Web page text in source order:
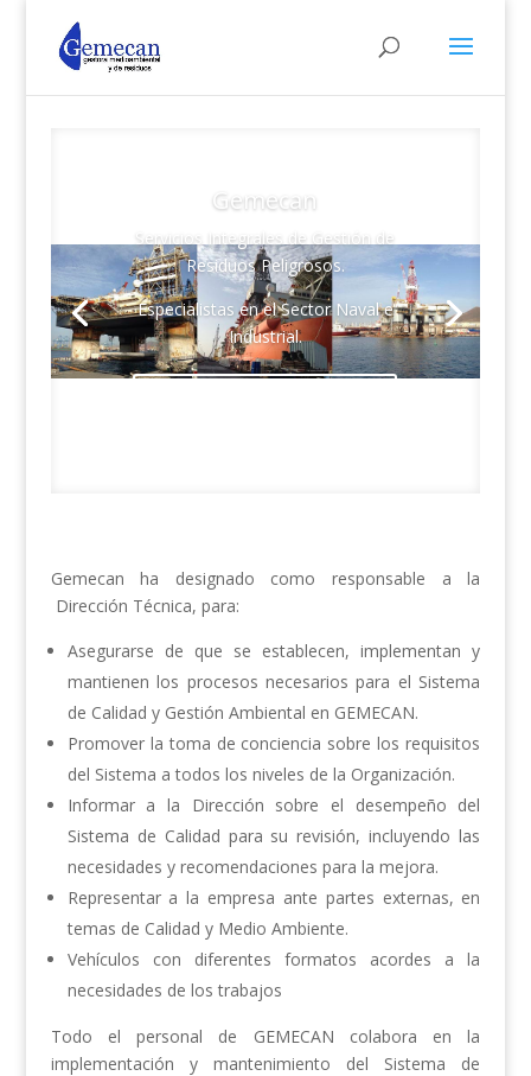
Gemecan
Servicios Integrales de Gestión de
Residuos Peligrosos.
Especialistas en el Sector Naval e
Industrial.
Gemecan ha designado como responsable a la
Dirección Técnica, para:
Asegurarse de que se establecen, implementan y
mantienen los procesos necesarios para el Sistema
de Calidad y Gestión Ambiental en GEMECAN.
Promover la toma de conciencia sobre los requisitos
del Sistema a todos los niveles de la Organización.
Informar a la Dirección sobre el desempeño del
Sistema de Calidad para su revisión, incluyendo las
necesidades y recomendaciones para la mejora.
Representar a la empresa ante partes externas, en
temas de Calidad y Medio Ambiente.
Vehículos con diferentes formatos acordes a la
necesidades de los trabajos
Todo el personal de GEMECAN colabora en la
implementación y mantenimiento del Sistema de